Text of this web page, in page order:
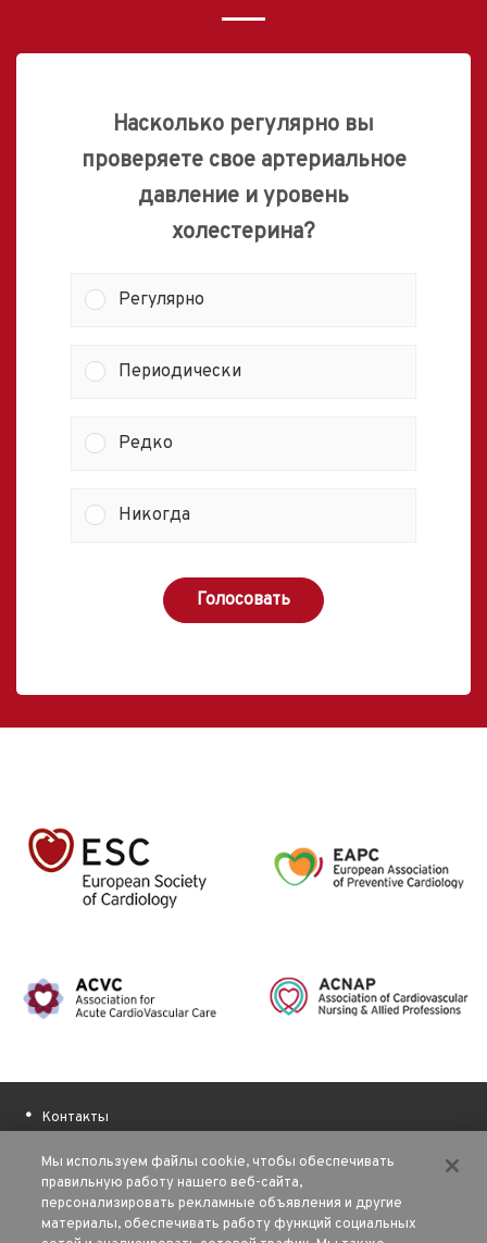
Насколько регулярно вы
проверяете свое артериальное
давление и уровень
холестерина?
Регулярно
Периодически
Редко
Никогда
Голосовать
Контакты
Полезные ссылки
Наши авторы
Мы используем файлы cookie, чтобы обеспечивать
правильную работу нашего веб-сайта,
персонализировать рекламные объявления и другие
материалы, обеспечивать работу функций социальных